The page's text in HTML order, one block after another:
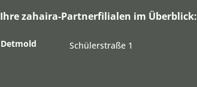
Ihre zahaira-Partnerfilialen im Überblick:
Detmold Schülerstraße 1